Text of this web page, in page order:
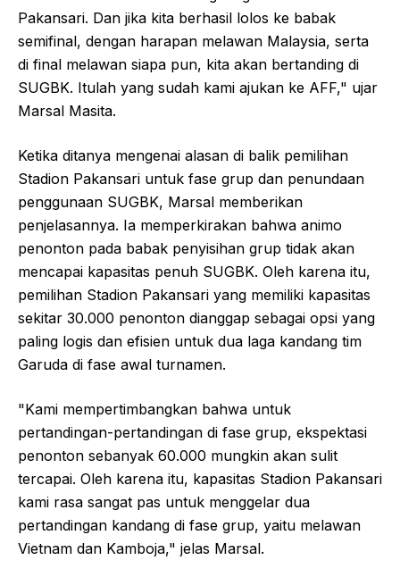
Pakansari. Dan jika kita berhasil lolos ke babak
semifinal, dengan harapan melawan Malaysia, serta
di final melawan siapa pun, kita akan bertanding di
SUGBK. Itulah yang sudah kami ajukan ke AFF," ujar
Marsal Masita.
Ketika ditanya mengenai alasan di balik pemilihan
Stadion Pakansari untuk fase grup dan penundaan
penggunaan SUGBK, Marsal memberikan
penjelasannya. Ia memperkirakan bahwa animo
penonton pada babak penyisihan grup tidak akan
mencapai kapasitas penuh SUGBK. Oleh karena itu,
pemilihan Stadion Pakansari yang memiliki kapasitas
sekitar 30.000 penonton dianggap sebagai opsi yang
paling logis dan efisien untuk dua laga kandang tim
Garuda di fase awal turnamen.
"Kami mempertimbangkan bahwa untuk
pertandingan-pertandingan di fase grup, ekspektasi
penonton sebanyak 60.000 mungkin akan sulit
tercapai. Oleh karena itu, kapasitas Stadion Pakansari
kami rasa sangat pas untuk menggelar dua
pertandingan kandang di fase grup, yaitu melawan
Vietnam dan Kamboja," jelas Marsal.